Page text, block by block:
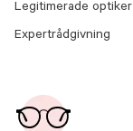
Legitimerade optiker
Expertrådgivning